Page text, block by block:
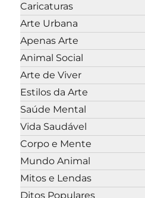
Caricaturas
Arte Urbana
Apenas Arte
Animal Social
Arte de Viver
Estilos da Arte
Saúde Mental
Vida Saudável
Corpo e Mente
Mundo Animal
Mitos e Lendas
Ditos Populares